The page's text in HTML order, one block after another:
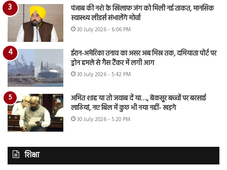
पंजाब की नशे के खिलाफ जंग को मिली नई ताकत, मानसिक
स्वास्थ्य लीडर्स संभालेंगे मोर्चा
30 July 2026 - 6:06 PM
ईरान-अमेरिका तनाव का असर अब मिस्र तक, दमियाता पोर्ट पर
ड्रोन हमले से गैस टैंकर में लगी आग
30 July 2026 - 5:42 PM
अमित शाह या तो जवाब दें या…., बेकसूर बच्चों पर बरसाई
लाठियां, नए बिल में कुछ भी नया नहीं- खड़गे
30 July 2026 - 5:20 PM
शिक्षा